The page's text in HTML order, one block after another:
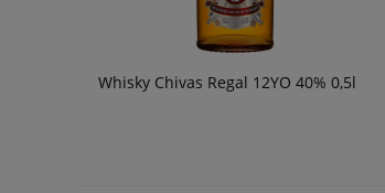
Whisky Chivas Regal 12YO 40% 0,5l